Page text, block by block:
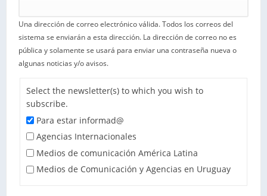
Una dirección de correo electrónico válida. Todos los correos del
sistema se enviarán a esta dirección. La dirección de correo no es
pública y solamente se usará para enviar una contraseña nueva o
algunas noticias y/o avisos.
Select the newsletter(s) to which you wish to
subscribe.
Para estar informad@
Agencias Internacionales
Medios de comunicación América Latina
Medios de Comunicación y Agencias en Uruguay